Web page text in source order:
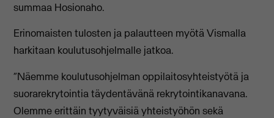
summaa Hosionaho.
Erinomaisten tulosten ja palautteen myötä Vismalla
harkitaan koulutusohjelmalle jatkoa.
“Näemme koulutusohjelman oppilaitosyhteistyötä ja
suorarekrytointia täydentävänä rekrytointikanavana.
Olemme erittäin tyytyväisiä yhteistyöhön sekä